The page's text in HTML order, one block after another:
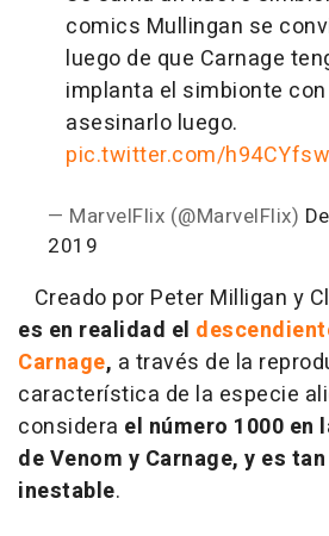
comics Mullingan se
luego de que Carnage
implanta el simbionte
asesinarlo luego.
pic.twitter.com/
— MarvelFlix (@MarvelFlix)
2019
Creado por Peter Milligan y
es en realidad el
Carnage, a través de la
característica de la especie
considera el número 1000 en
de Venom y Carnage, y es
inestable.